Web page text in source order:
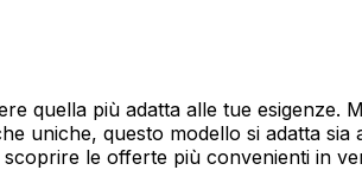
quella più adatta alle tue esigenze.
uniche, questo modello si adatta
le offerte più convenienti in